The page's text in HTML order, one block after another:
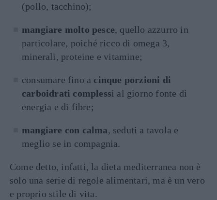
(pollo, tacchino);
mangiare molto pesce, quello azzurro in
particolare, poiché ricco di omega 3,
minerali, proteine e vitamine;
consumare fino a cinque porzioni di
carboidrati complessi al giorno fonte di
energia e di fibre;
mangiare con calma, seduti a tavola e
meglio se in compagnia.
Come detto, infatti, la dieta mediterranea non è
solo una serie di regole alimentari, ma è un vero
e proprio stile di vita.